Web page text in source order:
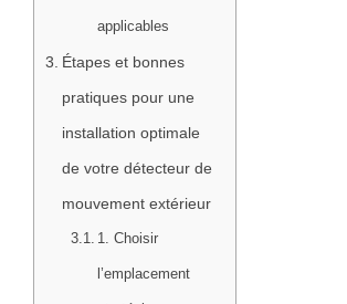
applicables
Étapes et bonnes
pratiques pour une
installation optimale
de votre détecteur de
mouvement extérieur
1. Choisir
l’emplacement